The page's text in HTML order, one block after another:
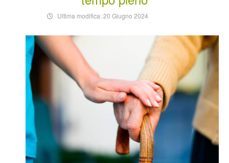
Ultima modifica: 20 Giugno 2024